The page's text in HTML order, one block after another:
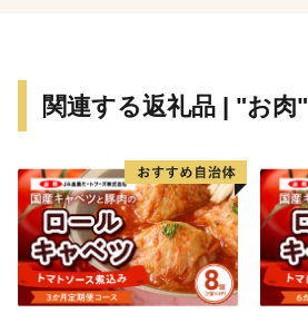
関連する返礼品 | "お肉"